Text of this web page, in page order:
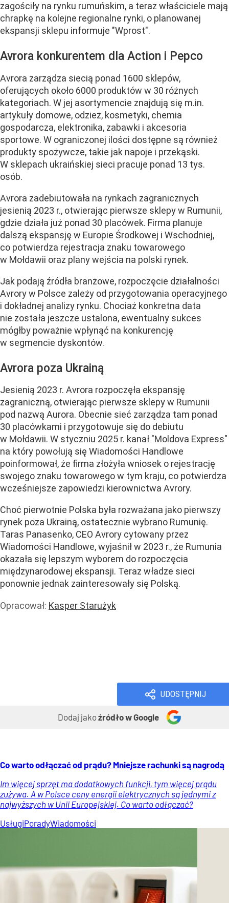
zagościły na rynku rumuńskim, a teraz właściciele mają
chrapkę na kolejne regionalne rynki, o planowanej
ekspansji sklepu informuje "Wprost".
Avrora konkurentem dla Action i Pepco
Avrora zarządza siecią ponad 1600 sklepów,
oferujących około 6000 produktów w 30 różnych
kategoriach. W jej asortymencie znajdują się m.in.
artykuły domowe, odzież, kosmetyki, chemia
gospodarcza, elektronika, zabawki i akcesoria
sportowe. W ograniczonej ilości dostępne są również
produkty spożywcze, takie jak napoje i przekąski.
W sklepach ukraińskiej sieci pracuje ponad 13 tys.
osób.
Avrora zadebiutowała na rynkach zagranicznych
jesienią 2023 r., otwierając pierwsze sklepy w Rumunii,
gdzie działa już ponad 30 placówek. Firma planuje
dalszą ekspansję w Europie Środkowej i Wschodniej,
co potwierdza rejestracja znaku towarowego
w Mołdawii oraz plany wejścia na polski rynek.
Jak podają źródła branżowe, rozpoczęcie działalności
Avrory w Polsce zależy od przygotowania operacyjnego
i dokładnej analizy rynku. Chociaż konkretna data
nie została jeszcze ustalona, ewentualny sukces
mógłby poważnie wpłynąć na konkurencję
w segmencie dyskontów.
Avrora poza Ukrainą
Jesienią 2023 r. Avrora rozpoczęła ekspansję
zagraniczną, otwierając pierwsze sklepy w Rumunii
pod nazwą Aurora. Obecnie sieć zarządza tam ponad
30 placówkami i przygotowuje się do debiutu
w Mołdawii. W styczniu 2025 r. kanał "Moldova Express"
na który powołują się Wiadomości Handlowe
poinformował, że firma złożyła wniosek o rejestrację
swojego znaku towarowego w tym kraju, co potwierdza
wcześniejsze zapowiedzi kierownictwa Avrory.
Choć pierwotnie Polska była rozważana jako pierwszy
rynek poza Ukrainą, ostatecznie wybrano Rumunię.
Taras Panasenko, CEO Avrory cytowany przez
Wiadomości Handlowe, wyjaśnił w 2023 r., że Rumunia
okazała się lepszym wyborem do rozpoczęcia
międzynarodowej ekspansji. Teraz władze sieci
ponownie jednak zainteresowały się Polską.
Opracował: Kasper Starużyk
UDOSTĘPNIJ
Dodaj jakoźródło w Google
Co warto odłączać od prądu? Mniejsze rachunki są nagrodą
Im więcej sprzęt ma dodatkowych funkcji, tym więcej prądu
zużywa. A w Polsce ceny energii elektrycznych są jednymi z
najwyższych w Unii Europejskiej. Co warto odłączać?
UsługiPoradyWiadomości